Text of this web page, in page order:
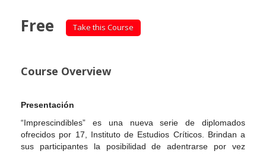
Free Take this Course
Course Overview
Presentación
“Imprescindibles” es una nueva serie de diplomados
ofrecidos por 17, Instituto de Estudios Críticos. Brindan a
sus participantes la posibilidad de adentrarse por vez